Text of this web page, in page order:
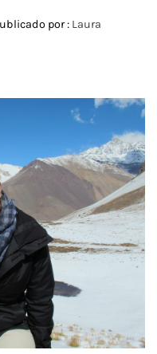
por : Laura